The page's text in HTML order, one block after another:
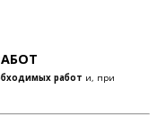
работ и, при